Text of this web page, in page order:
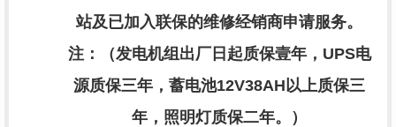
站及已加入联保的维修经销商申请服务。
注：（发电机组出厂日起质保壹年， UPS电
源质保三年，蓄电池12V38AH以上质保三
年，照明灯质保二年。）